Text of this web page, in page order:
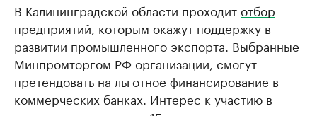
В Калининградской области проходитотбор
предприятий , которым окажут поддержку в
развитии промышленного экспорта. Выбранные
Минпромторгом РФ организации, смогут
претендовать на льготное финансирование в
коммерческих банках. Интерес к участию в